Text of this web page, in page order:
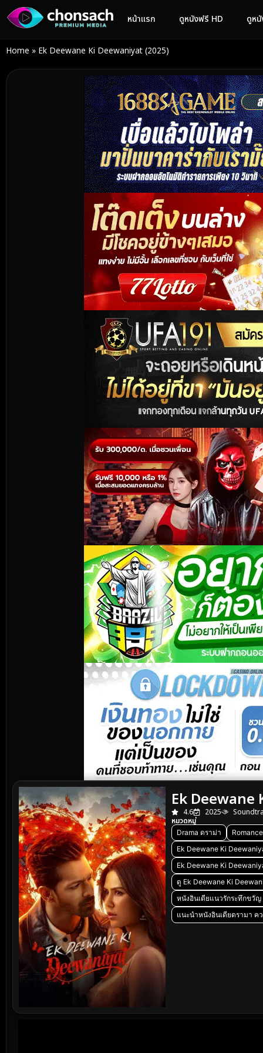
หน้าแรก ดูหนังฟรี HD ดูห
Home » Ek Deewane Ki Deewaniyat (2025)
Ek Deewane
4.6 2025
หมวดหมู่
Drama ดราม่า
Ek Deewane Ki
Ek Deewane Ki
ดู Ek Deewane Ki
หนังอินเดียแนวรักระทึกขวั
แนะนำหนังอินเดียดรามา ค